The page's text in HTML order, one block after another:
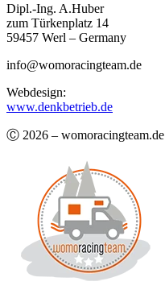
Dipl.-Ing. A.Huber
zum Türkenplatz 14
59457 Werl – Germany
info@womoracingteam.de
Webdesign:
www.denkbetrieb.de
Ⓒ 2026 – womoracingteam.de